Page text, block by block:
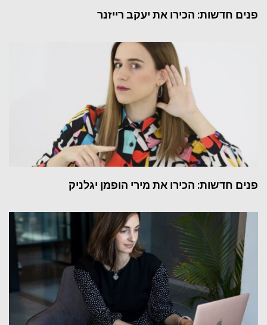
פנים חדשות: הכירו את יעקב רייזנר
פנים חדשות: הכירו את מירי הופמן יגלניק